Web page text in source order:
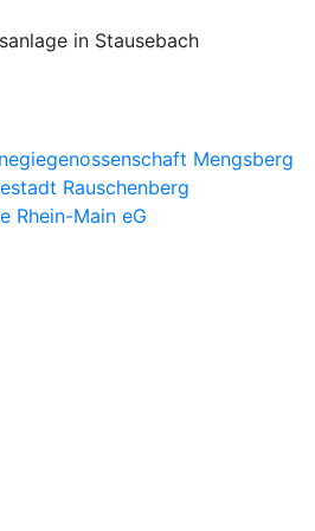
in Stausebach
Mengsberg
Rauschenberg
Rhein-Main eG